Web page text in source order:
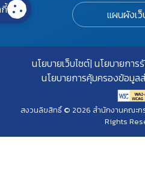
แผนผังเ
นโยบายเว็บไซต์ นโยบายการ
นโยบายการคุ้มครองข้อมูล
สงวนลิขสิทธิ์ © 2026 สำนักงานคณะ
Rights